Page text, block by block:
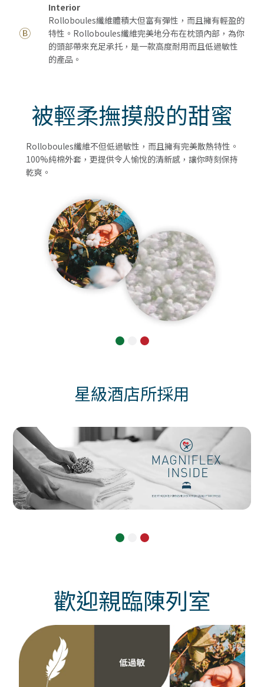
Ⓑ
Interior
Rolloboules纖維體積大但富有彈性，而且擁有輕盈的
特性。Rolloboules纖維完美地分布在枕頭內部，為你
的頭部帶來充足承托，是一款高度耐用而且低過敏性
的產品。
被輕柔撫摸般的甜蜜
Rolloboules纖維不但低過敏性，而且擁有完美散熱特性。
100%純棉外套，更提供令人愉悅的清新感，讓你時刻保持
乾爽。
星級酒店所採用
歡迎親臨陳列室